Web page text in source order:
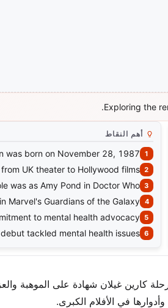
Exploring the
أهم النقاط
was born on November 28, 1987.
UK theater to Hollywood films.
was as Amy Pond in Doctor Who.
Marvel's Guardians of the Galaxy.
to mental health advocacy.
tackled mental health issues.
كارين غيلان شهادة على الموهبة
في الأفلام الكبرى.